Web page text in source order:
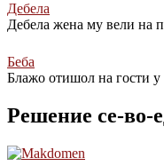
Дебела
Дебела жена му вели на
Беба
Блажо отишол на гости у
Решение се-во-